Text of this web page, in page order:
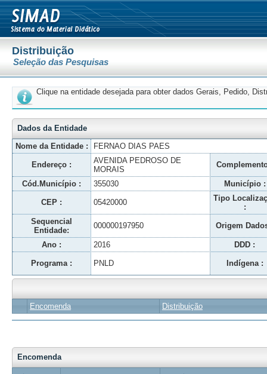
Distribuição
Seleção das Pesquisas
Clique na entidade desejada para obter dados Gerais, Pedido,
Dados da Entidade
Nome da Entidade :
FERNAO DIAS PAES
Endereço :
AVENIDA PEDROSO DE
MORAIS
Cód.Município : 355030 Município :
CEP : 05420000
Tipo
:
Sequencial
Entidade:
000000197950 Origem
Ano : 2016 DDD :
Programa : PNLD Indígena :
Encomenda Distribuição
Encomenda